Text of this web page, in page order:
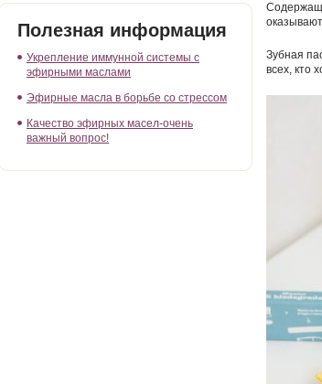
Полезная информация
Укрепление иммунной системы с
эфирными маслами
Эфирные масла в борьбе со стрессом
Качество эфирных масел-очень
важный вопрос!
Зубная
всех, кто